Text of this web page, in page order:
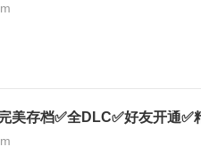
美存档✅全DLC✅好友开通✅